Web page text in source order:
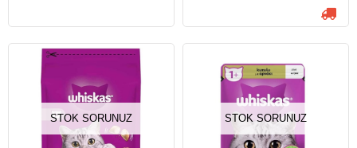
STOK SORUNUZ STOK SORUNUZ